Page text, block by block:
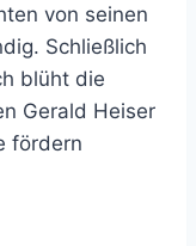
von seinen
Schließlich
blüht die
Gerald Heiser
fördern